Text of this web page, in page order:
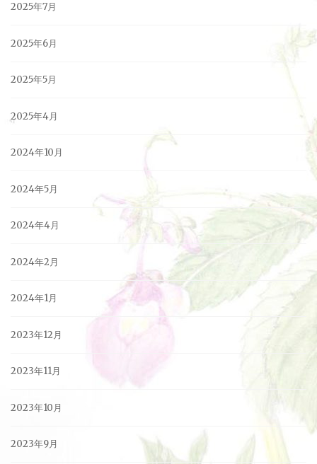
2025年7月
2025年6月
2025年5月
2025年4月
2024年10月
2024年5月
2024年4月
2024年2月
2024年1月
2023年12月
2023年11月
2023年10月
2023年9月